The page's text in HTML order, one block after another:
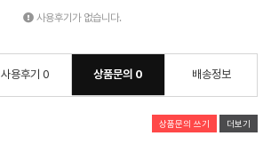
사용후기가 없습니다.
사용후기 0 상품문의 0 배송정보
상품문의 쓰기 더보기